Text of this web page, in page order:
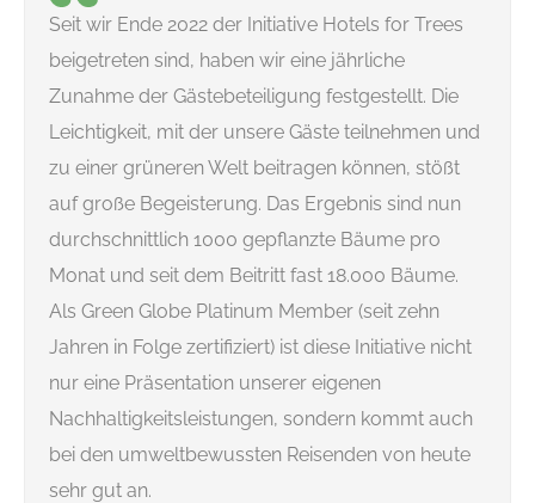
Seit wir Ende 2022 der Initiative Hotels for Trees
beigetreten sind, haben wir eine jährliche
Zunahme der Gästebeteiligung festgestellt. Die
Leichtigkeit, mit der unsere Gäste teilnehmen und
zu einer grüneren Welt beitragen können, stößt
auf große Begeisterung. Das Ergebnis sind nun
durchschnittlich 1000 gepflanzte Bäume pro
Monat und seit dem Beitritt fast 18.000 Bäume.
Als Green Globe Platinum Member (seit zehn
Jahren in Folge zertifiziert) ist diese Initiative nicht
nur eine Präsentation unserer eigenen
Nachhaltigkeitsleistungen, sondern kommt auch
bei den umweltbewussten Reisenden von heute
sehr gut an.